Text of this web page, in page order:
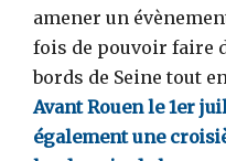
amener un
fois de pouvoir faire
bords de Seine tout
Avant Rouen le 1er
également une